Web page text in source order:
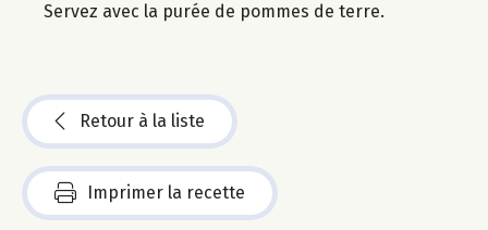
Servez avec la purée de pommes de terre.
Retour à la liste
Imprimer la recette